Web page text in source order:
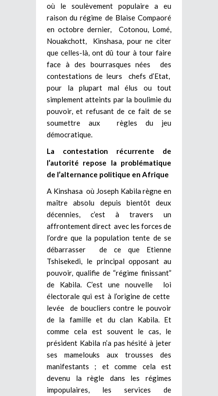
où le soulèvement populaire a eu
raison du régime de Blaise Compaoré
en octobre dernier, Cotonou, Lomé,
Nouakchott, Kinshasa, pour ne citer
que celles-là, ont dû tour à tour faire
face à des bourrasques nées des
contestations de leurs chefs d’Etat,
pour la plupart mal élus ou tout
simplement atteints par la boulimie du
pouvoir, et refusant de ce fait de se
soumettre aux règles du jeu
démocratique.
La contestation récurrente de
l’autorité repose la problématique
de l’alternance politique en Afrique
A Kinshasa où Joseph Kabila règne en
maître absolu depuis bientôt deux
décennies, c’est à travers un
affrontement direct avec les forces de
l’ordre que la population tente de se
débarrasser de ce que Etienne
Tshisekedi, le principal opposant au
pouvoir, qualifie de “régime finissant”
de Kabila. C’est une nouvelle loi
électorale qui est à l’origine de cette
levée de boucliers contre le pouvoir
de la famille et du clan Kabila. Et
comme cela est souvent le cas, le
président Kabila n’a pas hésité à jeter
ses mamelouks aux trousses des
manifestants ; et comme cela est
devenu la règle dans les régimes
impopulaires, les services de